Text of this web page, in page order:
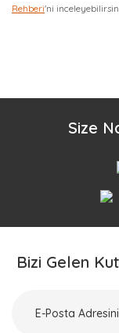
Rehberi'ni
Size
Bizi Gelen